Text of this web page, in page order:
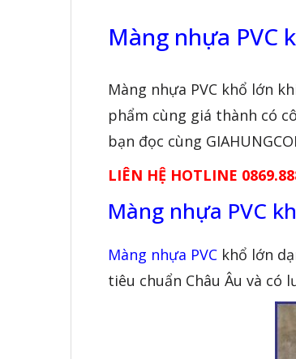
Màng nhựa PVC
Màng nhựa PVC khổ lớn
phẩm cùng giá thành có
bạn đọc cùng
LIÊN HỆ HOTLINE
Màng nhựa PVC
Màng nhựa PVC khổ lớn
tiêu chuẩn Châu Âu và có